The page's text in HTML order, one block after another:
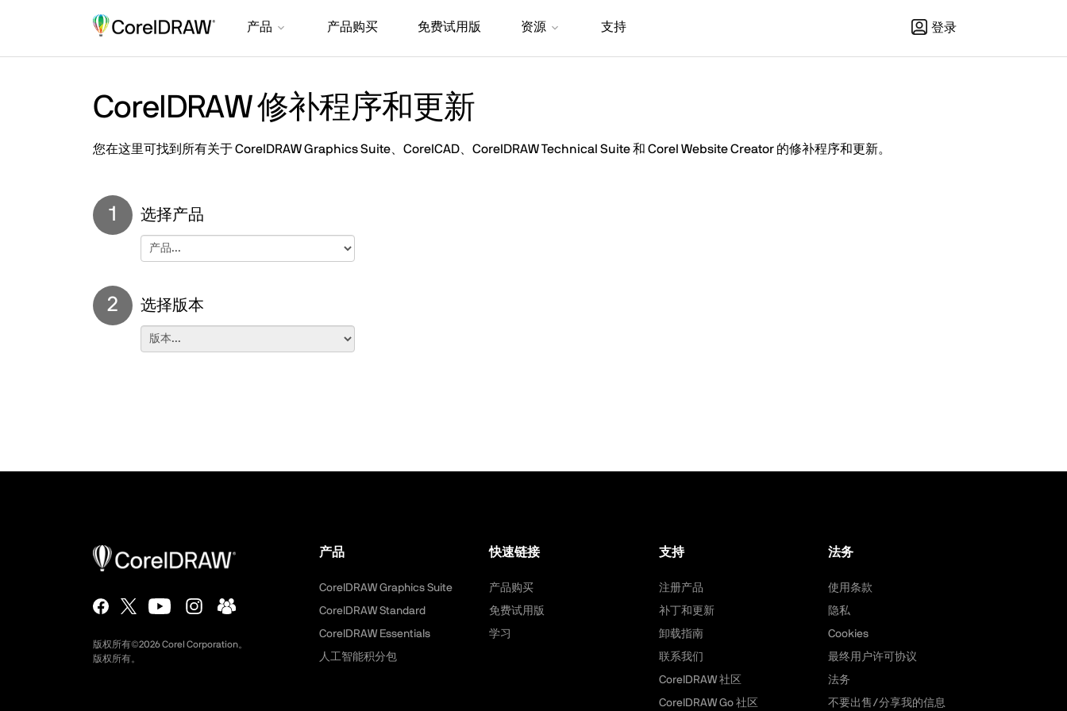
产品 产品购买 免费试用版 资源 支持 登录
CorelDRAW 修补程序和更新
您在这里可找到所有关于 CorelDRAW Graphics Suite、CorelCAD、CorelDRAW Technical Suite 和 Corel Website Creator 的修补程序和更新。
1 选择产品
2 选择版本
版权所有©2026Corel Corporation。
版权所有。
产品
CorelDRAW Graphics Suite
CorelDRAW Standard
CorelDRAW Essentials
人工智能积分包
快速链接
产品购买
免费试用版
学习
支持
注册产品
补丁和更新
卸载指南
联系我们
CorelDRAW 社区
CorelDRAW Go 社区
法务
使用条款
隐私
Cookies
最终用户许可协议
法务
不要出售/分享我的信息